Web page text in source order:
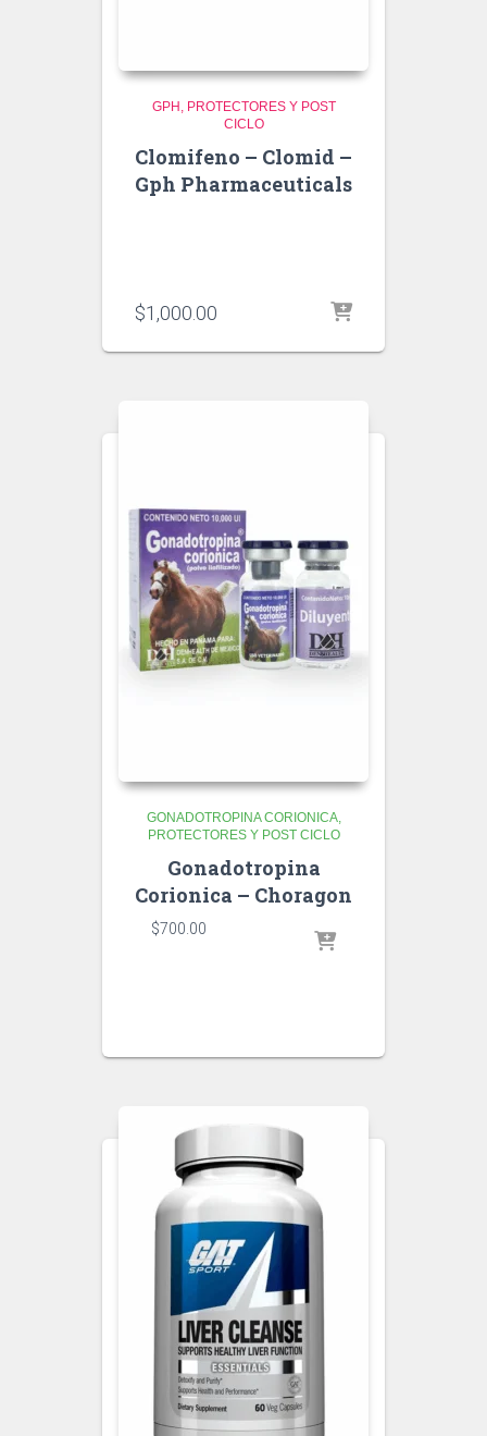
GPH
PROTECTORES Y POST
CICLO
Clomifeno – Clomid –
Gph Pharmaceuticals
$1,000.00
GONADOTROPINA CORIONICA
PROTECTORES Y POST CICLO
Gonadotropina
Corionica – Choragon
$700.00